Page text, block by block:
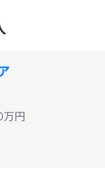
スト駆動開
西８丁目駅』
『西１１丁
/東西線/東豊
産休取得者
円